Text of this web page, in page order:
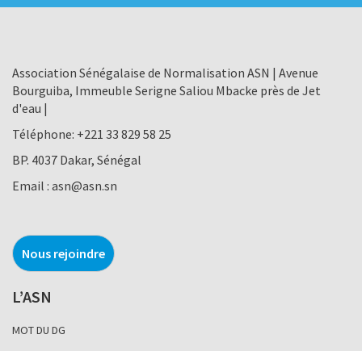
Association Sénégalaise de Normalisation ASN | Avenue
Bourguiba, Immeuble Serigne Saliou Mbacke près de Jet
d'eau |
Téléphone: +221 33 829 58 25
BP. 4037 Dakar, Sénégal
Email : asn@asn.sn
Nous rejoindre
L’ASN
MOT DU DG